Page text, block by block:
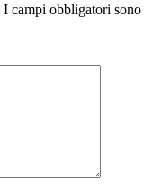
I campi obbligatori sono